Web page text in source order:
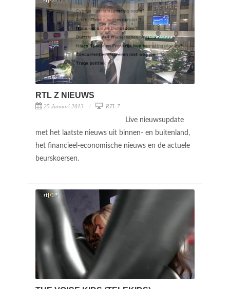
RTL Z NIEUWS
25 Januari 2013 RTL 7
Live nieuwsupdate
met het laatste nieuws uit binnen- en buitenland,
het financieel-economische nieuws en de actuele
beurskoersen.